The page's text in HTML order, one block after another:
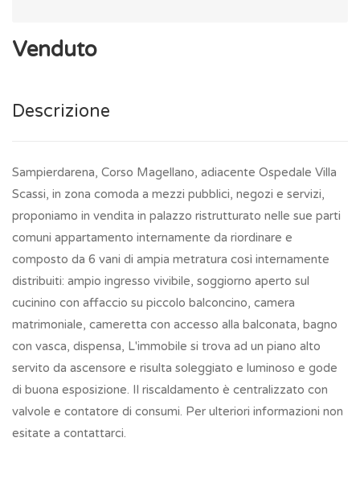
Venduto
Descrizione
Sampierdarena, Corso Magellano, adiacente Ospedale Villa
Scassi, in zona comoda a mezzi pubblici, negozi e servizi,
proponiamo in vendita in palazzo ristrutturato nelle sue parti
comuni appartamento internamente da riordinare e
composto da 6 vani di ampia metratura così internamente
distribuiti: ampio ingresso vivibile, soggiorno aperto sul
cucinino con affaccio su piccolo balconcino, camera
matrimoniale, cameretta con accesso alla balconata, bagno
con vasca, dispensa, L'immobile si trova ad un piano alto
servito da ascensore e risulta soleggiato e luminoso e gode
di buona esposizione. Il riscaldamento è centralizzato con
valvole e contatore di consumi. Per ulteriori informazioni non
esitate a contattarci.